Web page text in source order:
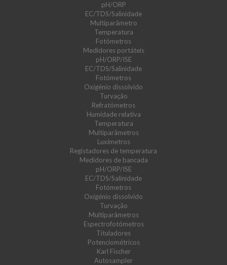
pH/ORP
EC/TDS/Salinidade
Multiparâmetro
Temperatura
Fotómetros
Medidores portáteis
pH/ORP/ISE
EC/TDS/Salinidade
Fotómetros
Oxigénio dissolvido
Turvação
Refratómetros
Humidade relativa
Temperatura
Multiparâmetros
Luxímetros
Registadores de temperatura
Medidores de bancada
pH/ORP/ISE
EC/TDS/Salinidade
Fotómetros
Oxigénio dissolvido
Turvação
Multiparâmetros
Espectrofotómetros
Tituladores
Potenciométricos
Karl Fischer
Autosampler